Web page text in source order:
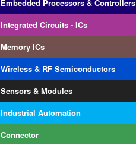
Embedded Processors & Controllers
Integrated Circuits - ICs
Memory ICs
Wireless & RF Semiconductors
Sensors & Modules
Industrial Automation
Connector